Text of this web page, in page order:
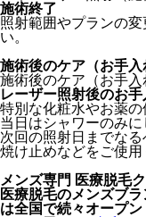
施術終了
照射範囲やプランの
い。
施術後のケア（お手入
施術後のケア（お手入
レーザー照射後のお手
特別な化粧水やお薬の
当日はシャワーのみに
次回の照射日までな
焼け止めなどをご使用
メンズ専門 医療脱毛
医療脱毛のメンズブ
は全国で続々オープン